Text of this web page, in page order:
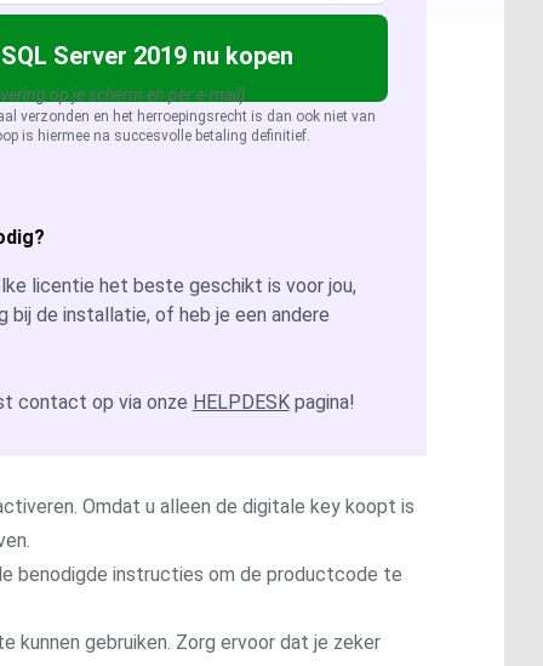
2026
Server 2019 nu kopen
op je scherm en per e-mail)
verzonden en het herroepingsrecht is dan ook niet van
is hiermee na succesvolle betaling definitief.
licentie het beste geschikt is voor jou,
bij de installatie, of heb je een andere
contact op via onze HELPDESKpagina!
Omdat u alleen de digitale key koopt is
benodigde instructies om de productcode te
kunnen gebruiken. Zorg ervoor dat je zeker